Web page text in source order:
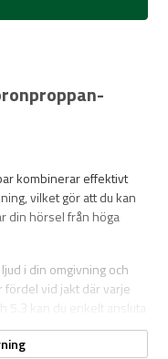
kombinerar effektivt
vilket gör att du kan
din hörsel från höga
i din omgivning och
vid jakt där varje
kan du enkelt ansluta
samtal eller